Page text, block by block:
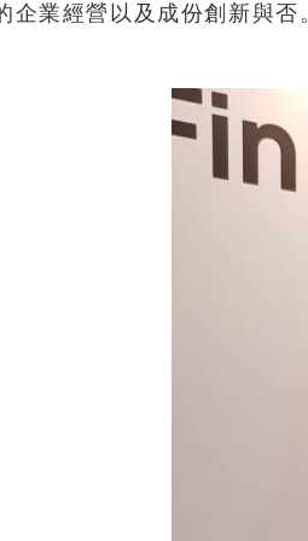
企業經營以及成份創新與否